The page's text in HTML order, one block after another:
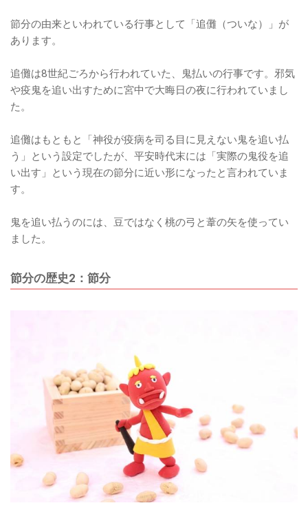
節分の由来といわれている行事として「追儺（ついな）」が
あります。
追儺は8世紀ごろから行われていた、鬼払いの行事です。邪気
や疫鬼を追い出すために宮中で大晦日の夜に行われていまし
た。
追儺はもともと「神役が疫病を司る目に見えない鬼を追い払
う」という設定でしたが、平安時代末には「実際の鬼役を追
い出す」という現在の節分に近い形になったと言われていま
す。
鬼を追い払うのには、豆ではなく桃の弓と葦の矢を使ってい
ました。
節分の歴史2：節分